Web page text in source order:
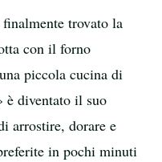
trovato la
con il forno
piccola cucina di
è diventato il suo
arrostire, dorare e
in pochi minuti